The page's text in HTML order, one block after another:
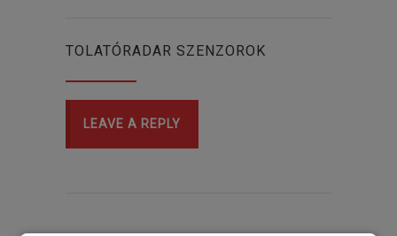
TOLATÓRADAR SZENZOROK
LEAVE A REPLY